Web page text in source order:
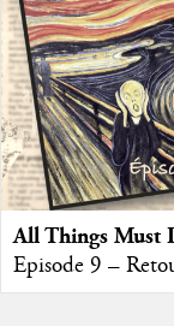
All Things Must
Episode 9 –